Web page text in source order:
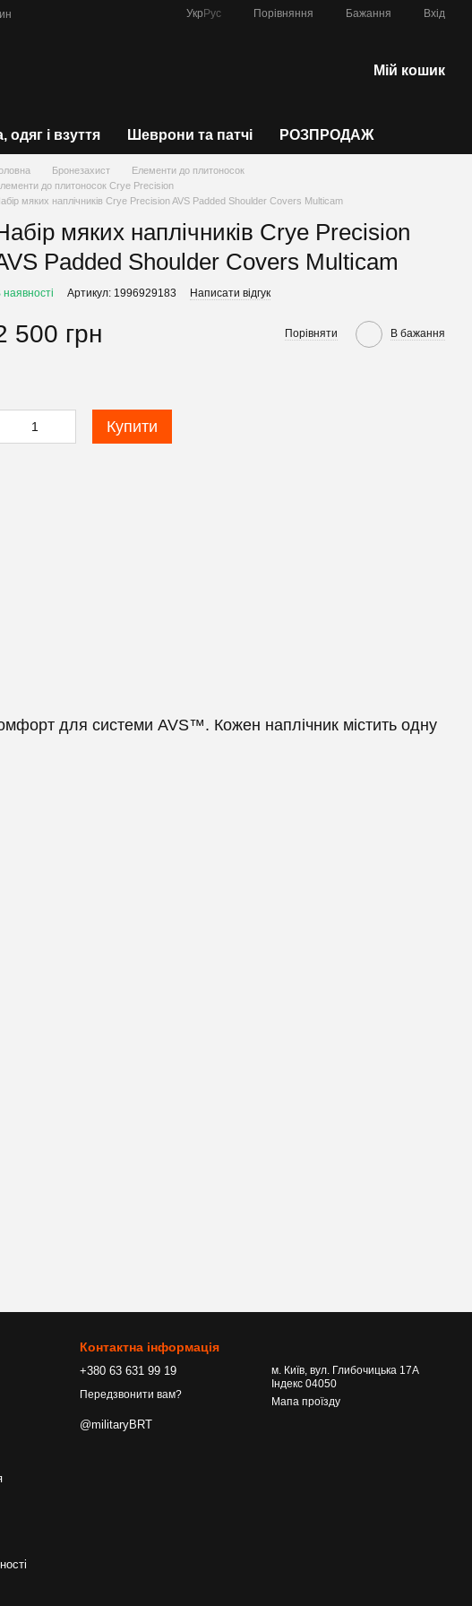
Укр Рус Порівняння Бажання Вхід
Мій кошик
одяг і взуття Шеврони та патчі РОЗПРОДАЖ
Бронезахист
Елементи до плитоносок
до плитоносок Crye Precision
мяких наплічників Crye Precision AVS Padded Shoulder Covers Multicam
мяких наплічників Crye Precision
Padded Shoulder Covers Multicam
наявності Артикул: 1996929183 Написати відгук
500 грн Порівняти В бажання
Купити
для системи AVS™. Кожен наплічник містить одну
Контактна інформація
+380 63 631 99 19
Передзвонити вам?
@militaryBRT
м. Київ, вул. Глибочицька 17А
Індекс 04050
Мапа проїзду